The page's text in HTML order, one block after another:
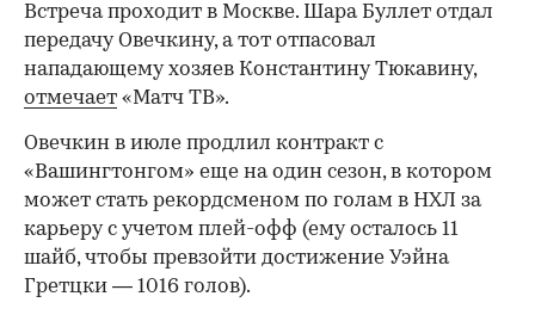
Встреча проходит в Москве. Шара Буллет отдал
передачу Овечкину, а тот отпасовал
нападающему хозяев Константину Тюкавину,
отмечает «Матч ТВ».
Овечкин в июле продлил контракт с
«Вашингтонгом» еще на один сезон, в котором
может стать рекордсменом по голам в НХЛ за
карьеру с учетом плей-офф (ему осталось 11
шайб, чтобы превзойти достижение Уэйна
Гретцки — 1016 голов).